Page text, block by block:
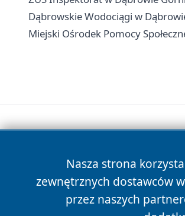
Dąbrowskie Wodociągi w
Miejski Ośrodek Pomocy
Nasza strona
zewnętrznych dostawców
przez naszych